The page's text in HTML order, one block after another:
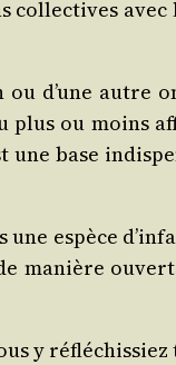
avec
ou d’une autre
plus ou moins
une base
espèce
manière
y